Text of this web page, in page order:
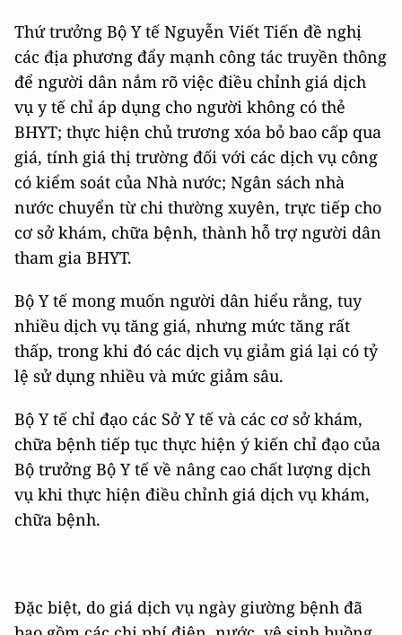
Thứ trưởng Bộ Y tế Nguyễn Viết Tiến đề nghị
các địa phương đẩy mạnh công tác truyền thông
để người dân nắm rõ việc điều chỉnh giá dịch
vụ y tế chỉ áp dụng cho người không có thẻ
BHYT; thực hiện chủ trương xóa bỏ bao cấp qua
giá, tính giá thị trường đối với các dịch vụ công
có kiểm soát của Nhà nước; Ngân sách nhà
nước chuyển từ chi thường xuyên, trực tiếp cho
cơ sở khám, chữa bệnh, thành hỗ trợ người dân
tham gia BHYT.
Bộ Y tế mong muốn người dân hiểu rằng, tuy
nhiều dịch vụ tăng giá, nhưng mức tăng rất
thấp, trong khi đó các dịch vụ giảm giá lại có tỷ
lệ sử dụng nhiều và mức giảm sâu.
Bộ Y tế chỉ đạo các Sở Y tế và các cơ sở khám,
chữa bệnh tiếp tục thực hiện ý kiến chỉ đạo của
Bộ trưởng Bộ Y tế về nâng cao chất lượng dịch
vụ khi thực hiện điều chỉnh giá dịch vụ khám,
chữa bệnh.
Đặc biệt, do giá dịch vụ ngày giường bệnh đã